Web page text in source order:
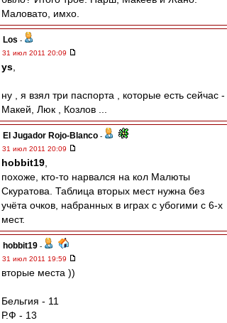
Маловато, имхо.
Los -
31 июл 2011 20:09
ys
ну , я взял три паспорта , которые есть сейчас -
Макей, Люк , Козлов ...
El Jugador Rojo-Blanco -
31 июл 2011 20:09
hobbit19
похоже, кто-то нарвался на кол Малюты
Скуратова. Таблица вторых мест нужна без
учёта очков, набранных в играх с убогими с 6-х
мест.
hobbit19 -
31 июл 2011 19:59
вторые места ))
Бельгия - 11
Р.Ф - 13